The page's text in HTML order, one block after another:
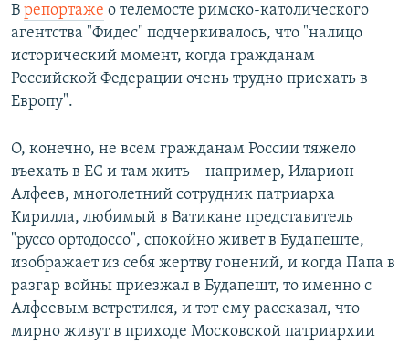
В репортаже о телемосте римско-католического
агентства "Фидес" подчеркивалось, что "налицо
исторический момент, когда гражданам
Российской Федерации очень трудно приехать в
Европу".
О, конечно, не всем гражданам России тяжело
въехать в ЕС и там жить – например, Иларион
Алфеев, многолетний сотрудник патриарха
Кирилла, любимый в Ватикане представитель
"руссо ортодоссо", спокойно живет в Будапеште,
изображает из себя жертву гонений, и когда Папа в
разгар войны приезжал в Будапешт, то именно с
Алфеевым встретился, и тот ему рассказал, что
мирно живут в приходе Московской патриархии